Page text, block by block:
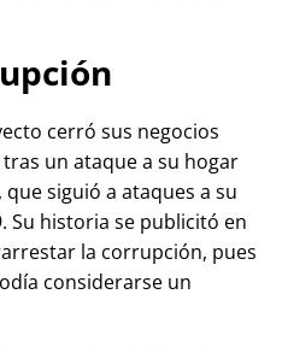
cerró sus negocios
un ataque a su hogar
siguió a ataques a su
Su historia se publicitó en
la corrupción, pues
considerarse un